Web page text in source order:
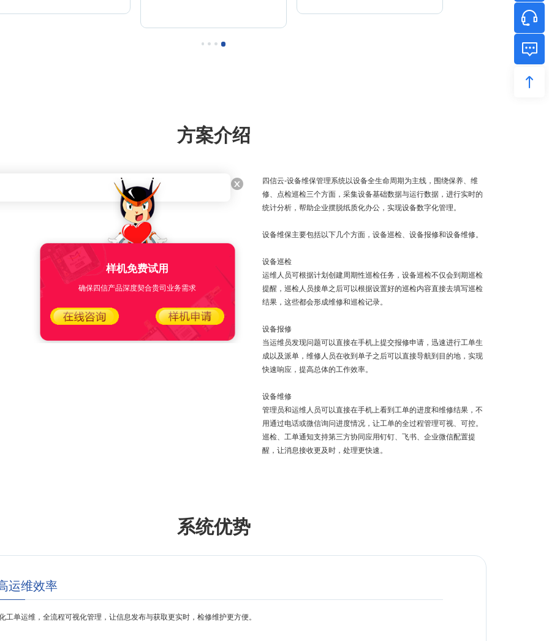
方案介绍
四信云-设备维保管理系统以设备全生命周期为主线，围绕保养、维
修、点检巡检三个方面，采集设备基础数据与运行数据，进行实时的
统计分析，帮助企业摆脱纸质化办公，实现设备数字化管理。
设备维保主要包括以下几个方面，设备巡检、设备报修和设备维修。
设备巡检
运维人员可根据计划创建周期性巡检任务，设备巡检不仅会到期巡检
提醒，巡检人员接单之后可以根据设置好的巡检内容直接去填写巡检
结果，这些都会形成维修和巡检记录。
设备报修
当运维员发现问题可以直接在手机上提交报修申请，迅速进行工单生
成以及派单，维修人员在收到单子之后可以直接导航到目的地，实现
快速响应，提高总体的工作效率。
设备维修
管理员和运维人员可以直接在手机上看到工单的进度和维修结果，不
用通过电话或微信询问进度情况，让工单的全过程管理可视、可控。
巡检、工单通知支持第三方协同应用钉钉、飞书、企业微信配置提
醒，让消息接收更及时，处理更快速。
系统优势
运维效率
工单运维，全流程可视化管理，让信息发布与获取更实时，检修维护更方便。
样机免费试用
确保四信产品深度契合贵司业务需求